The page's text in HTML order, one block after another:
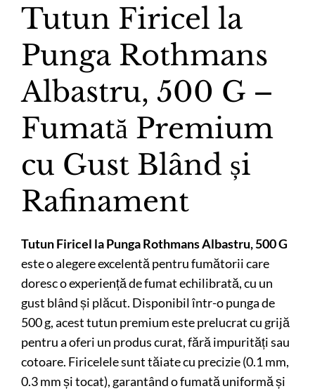
Tutun Firicel la
Punga Rothmans
Albastru, 500 G –
Fumată Premium
cu Gust Blând și
Rafinament
Tutun Firicel la Punga Rothmans Albastru, 500 G
este o alegere excelentă pentru fumătorii care
doresc o experiență de fumat echilibrată, cu un
gust blând și plăcut. Disponibil într-o punga de
500 g, acest tutun premium este prelucrat cu grijă
pentru a oferi un produs curat, fără impurități sau
cotoare. Firicelele sunt tăiate cu precizie (0.1 mm,
0.3 mm și tocat), garantând o fumată uniformă și